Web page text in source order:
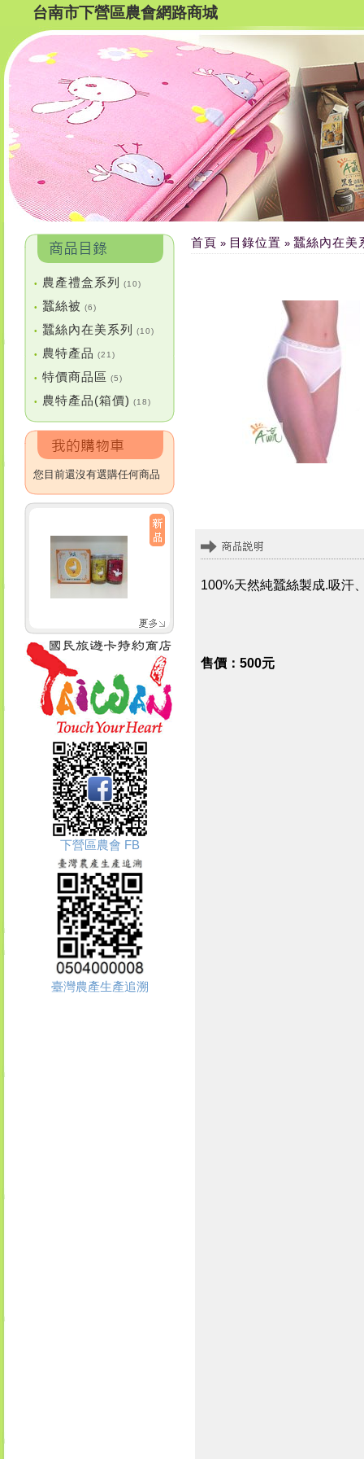
台南市下營區農會網路商城
• 農產禮盒系列 (10)
• 蠶絲被 (6)
• 蠶絲內在美系列 (10)
• 農特產品 (21)
• 特價商品區 (5)
• 農特產品(箱價) (18)
您目前還沒有選購任何商品
下營區農會 FB
臺灣農產生產追溯
首頁 » 目錄位置 » 蠶絲內在美
100%天然純蠶絲製成.吸汗
售價：500元